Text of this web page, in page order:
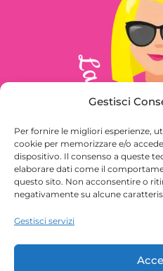
Gestisci
Per fornire le migliori esperienze,
cookie per memorizzare e/o
dispositivo. Il consenso a queste
elaborare dati come il
questo sito. Non acconsentire o
negativamente su alcune
Gestisci servizi
Seguimi